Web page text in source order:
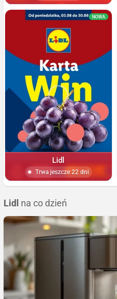
NOWA
Lidl
Trwa jeszcze 22 dni
Lidl na co dzień